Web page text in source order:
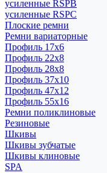
усиленные RSPB
усиленные RSPC
Плоские ремни
Ремни вариаторные
Профиль 17x6
Профиль 22x8
Профиль 28x8
Профиль 37x10
Профиль 47x12
Профиль 55x16
Ремни поликлиновые
Резиновые
Шкивы
Шкивы зубчатые
Шкивы клиновые
SPA